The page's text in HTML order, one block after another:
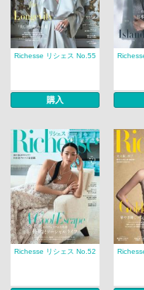
Richesse リシェス No.55
購入
Richesse リシェス No.52